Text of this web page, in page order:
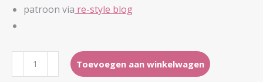
patroon via re-style blog
sleutelhanger
met
Toevoegen aan winkelwagen